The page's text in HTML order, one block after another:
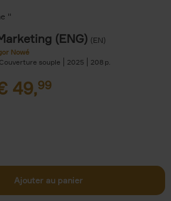
''
(ENG) (EN)
Nowé
Couverture souple
2025 208
49,99
Ajouter au panier